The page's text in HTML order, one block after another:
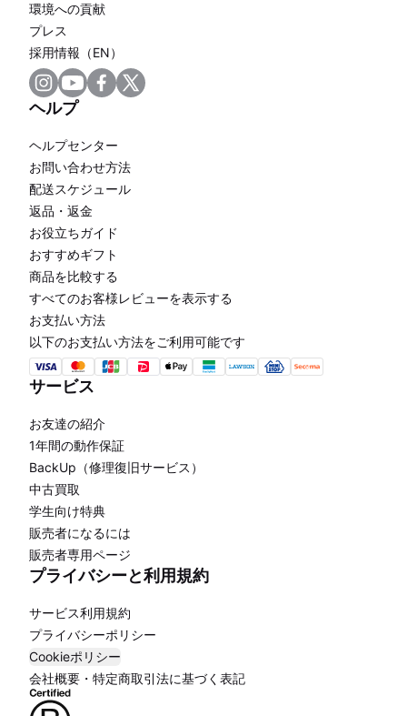
環境への貢献
プレス
採用情報（EN）
ヘルプ
ヘルプセンター
お問い合わせ方法
配送スケジュール
返品・返金
お役立ちガイド
おすすめギフト
商品を比較する
すべてのお客様レビューを表示する
お支払い方法
以下のお支払い方法をご利用可能です
サービス
お友達の紹介
1年間の動作保証
BackUp（修理復旧サービス）
中古買取
学生向け特典
販売者になるには
販売者専用ページ
プライバシーと利用規約
サービス利用規約
プライバシーポリシー
Cookieポリシー
会社概要・特定商取引法に基づく表記